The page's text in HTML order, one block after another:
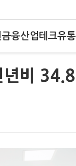
금융산업테크유통
년비